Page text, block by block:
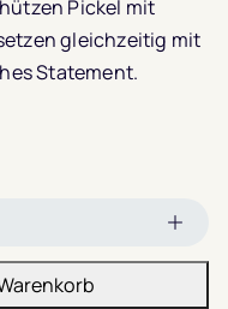
Pickel mit
gleichzeitig mit
Statement.